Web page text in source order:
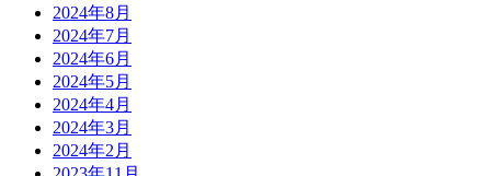
2024年8月
2024年7月
2024年6月
2024年5月
2024年4月
2024年3月
2024年2月